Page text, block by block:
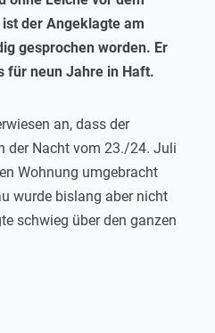
der Angeklagte am
gesprochen worden. Er
für neun Jahre in Haft.
an, dass der
der Nacht vom 23./24. Juli
Wohnung umgebracht
wurde bislang aber nicht
schwieg über den ganzen